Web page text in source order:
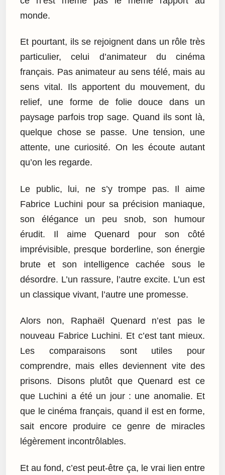
monde.
Et pourtant, ils se rejoignent dans un rôle très
particulier, celui d’animateur du cinéma
français. Pas animateur au sens télé, mais au
sens vital. Ils apportent du mouvement, du
relief, une forme de folie douce dans un
paysage parfois trop sage. Quand ils sont là,
quelque chose se passe. Une tension, une
attente, une curiosité. On les écoute autant
qu’on les regarde.
Le public, lui, ne s’y trompe pas. Il aime
Fabrice Luchini pour sa précision maniaque,
son élégance un peu snob, son humour
érudit. Il aime Quenard pour son côté
imprévisible, presque borderline, son énergie
brute et son intelligence cachée sous le
désordre. L’un rassure, l’autre excite. L’un est
un classique vivant, l’autre une promesse.
Alors non, Raphaël Quenard n’est pas le
nouveau Fabrice Luchini. Et c’est tant mieux.
Les comparaisons sont utiles pour
comprendre, mais elles deviennent vite des
prisons. Disons plutôt que Quenard est ce
que Luchini a été un jour : une anomalie. Et
que le cinéma français, quand il est en forme,
sait encore produire ce genre de miracles
légèrement incontrôlables.
Et au fond, c’est peut-être ça, le vrai lien entre